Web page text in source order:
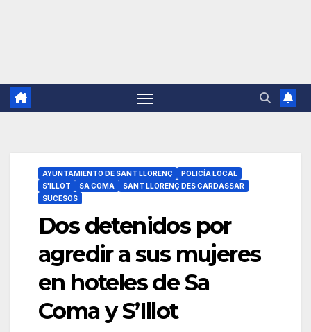
AYUNTAMIENTO DE SANT LLORENÇ
POLICÍA LOCAL
S'ILLOT
SA COMA
SANT LLORENÇ DES CARDASSAR
SUCESOS
Dos detenidos por
agredir a sus mujeres
en hoteles de Sa
Coma y S’Illot